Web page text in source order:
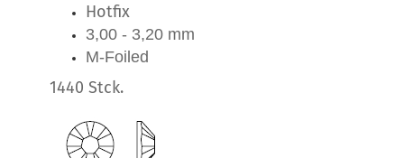
Hotfix
3,00 - 3,20 mm
M-Foiled
1440 Stck.